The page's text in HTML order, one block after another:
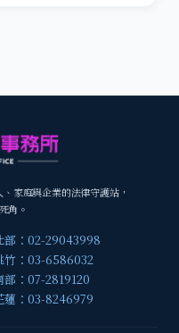
家庭與企業的法律守護站，
角。
部：02-29043998
竹：03-6586032
部：07-2819120
蓮：03-8246979